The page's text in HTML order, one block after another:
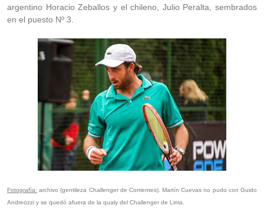
argentino Horacio Zeballos y el chileno, Julio Peralta, sembrados
en el puesto Nº 3.
Fotografía: archivo (gentileza Challenger de Corrientes). Martín Cuevas no pudo con Guido
Andreozzi y se quedó afuera de la qualy del Challenger de Lima.